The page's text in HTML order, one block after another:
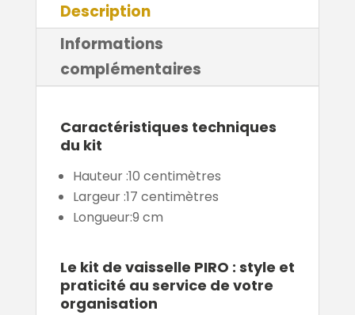
Description
Informations
complémentaires
Caractéristiques techniques
du kit
Hauteur :10 centimètres
Largeur :17 centimètres
Longueur:9 cm
Le kit de vaisselle PIRO : style et
praticité au service de votre
organisation